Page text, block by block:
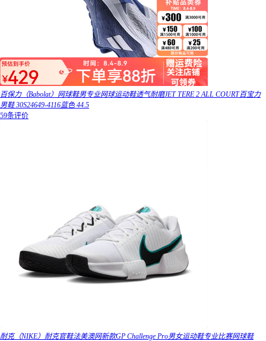
百保力（Babolat）网球鞋男专业网球运动鞋透气耐磨JET TERE 2 ALL COURT百宝力
男鞋 30S24649-4116蓝色 44.5
59条评价
耐克（NIKE）耐克官鞋法美澳网新款GP Challenge Pro男女运动鞋专业比赛网球鞋